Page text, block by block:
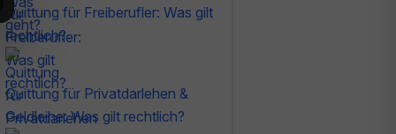
Quittung für Freiberufler: Was gilt
rechtlich?
Quittung für Privatdarlehen &
Geldleihe: Was gilt rechtlich?